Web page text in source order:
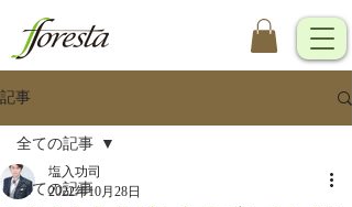
記事
全ての記事
全ての記事
塩入功司
2022年10月28日